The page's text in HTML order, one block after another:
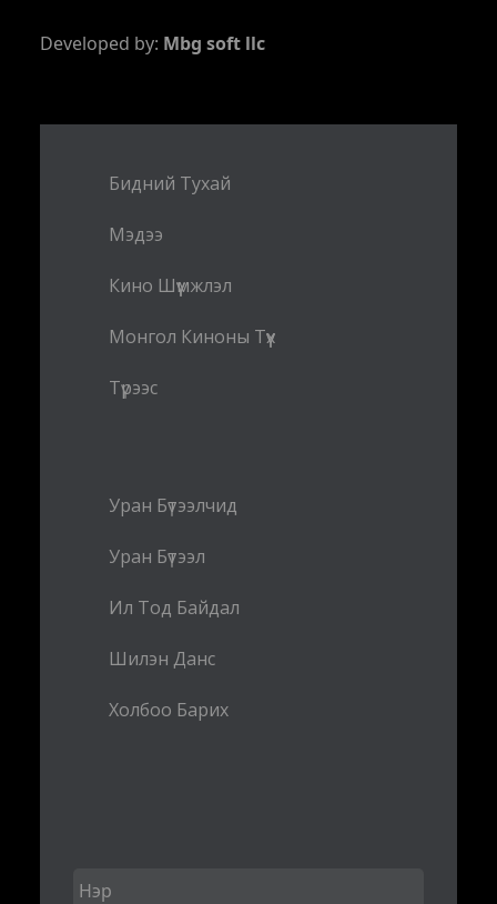
Developed by: Mbg soft llc
Бидний Тухай
Мэдээ
Кино Шүүмжлэл
Монгол Киноны Түүх
Түрээс
Уран Бүтээлчид
Уран Бүтээл
Ил Тод Байдал
Шилэн Данс
Холбоо Барих